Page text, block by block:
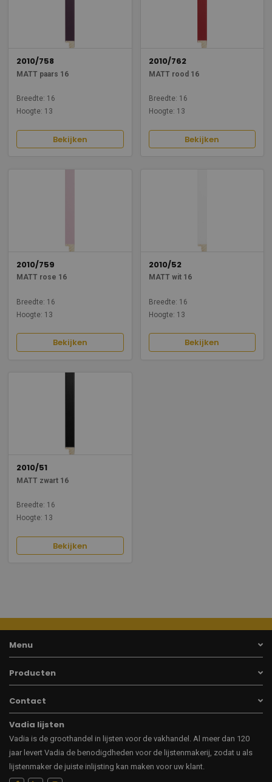
2010/758
MATT paars 16
Breedte: 16
Hoogte: 13
Bekijken
2010/762
MATT rood 16
Breedte: 16
Hoogte: 13
Bekijken
2010/759
MATT rose 16
Breedte: 16
Hoogte: 13
Bekijken
2010/52
MATT wit 16
Breedte: 16
Hoogte: 13
Bekijken
2010/51
MATT zwart 16
Breedte: 16
Hoogte: 13
Bekijken
Menu
Producten
Contact
Vadia lijsten
Vadia is de groothandel in lijsten voor de vakhandel. Al meer dan 120
jaar levert Vadia de benodigdheden voor de lijstenmakerij, zodat u als
lijstenmaker de juiste inlijsting kan maken voor uw klant.